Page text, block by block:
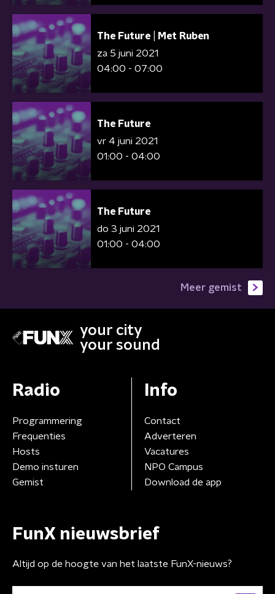
The Future | Met Ruben
za 5 juni 2021
04:00 - 07:00
The Future
vr 4 juni 2021
01:00 - 04:00
The Future
do 3 juni 2021
01:00 - 04:00
Meer gemist
your city
your sound
Radio
Programmering
Frequenties
Hosts
Demo insturen
Gemist
Info
Contact
Adverteren
Vacatures
NPO Campus
Download de app
FunX nieuwsbrief
Altijd op de hoogte van het laatste FunX-nieuws?